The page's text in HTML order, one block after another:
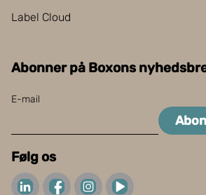
Label Cloud
Abonner på Boxons
E-mail
Følg os